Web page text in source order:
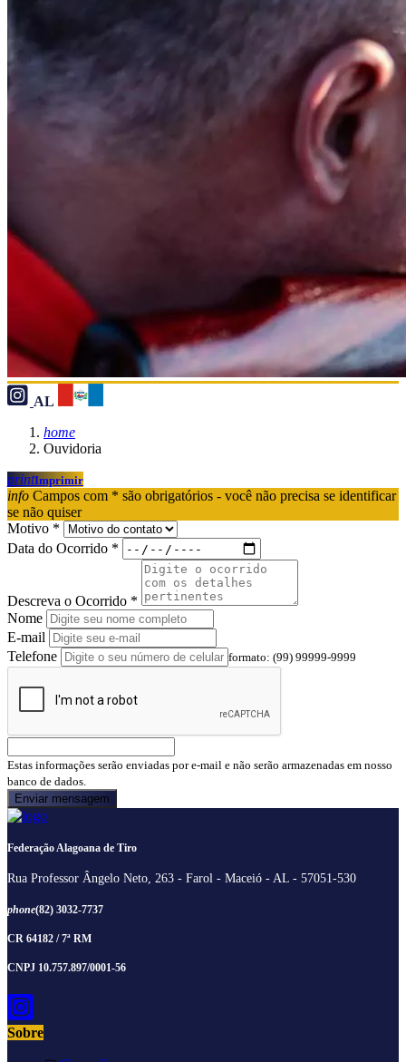
AL
home
Ouvidoria
printImprimir
info Campos com * são obrigatórios - você não precisa se identificar
se não quiser
Motivo *
Data do Ocorrido *
Descreva o Ocorrido *
Nome
E-mail
Telefone
formato: (99) 99999-9999
Estas informações serão enviadas por e-mail e não serão armazenadas em nosso
banco de dados.
Federação Alagoana de Tiro
Rua Professor Ângelo Neto, 263 - Farol - Maceió - AL - 57051-530
phone(82) 3032-7737
CR 64182 / 7ª RM
CNPJ 10.757.897/0001-56
Sobre